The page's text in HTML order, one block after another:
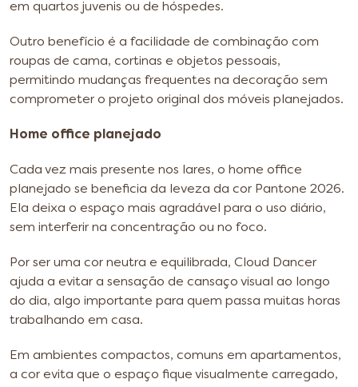
em quartos juvenis ou de hóspedes.
Outro benefício é a facilidade de combinação com
roupas de cama, cortinas e objetos pessoais,
permitindo mudanças frequentes na decoração sem
comprometer o projeto original dos móveis planejados.
Home office planejado
Cada vez mais presente nos lares, o home office
planejado se beneficia da leveza da cor Pantone 2026.
Ela deixa o espaço mais agradável para o uso diário,
sem interferir na concentração ou no foco.
Por ser uma cor neutra e equilibrada, Cloud Dancer
ajuda a evitar a sensação de cansaço visual ao longo
do dia, algo importante para quem passa muitas horas
trabalhando em casa.
Em ambientes compactos, comuns em apartamentos,
a cor evita que o espaço fique visualmente carregado,